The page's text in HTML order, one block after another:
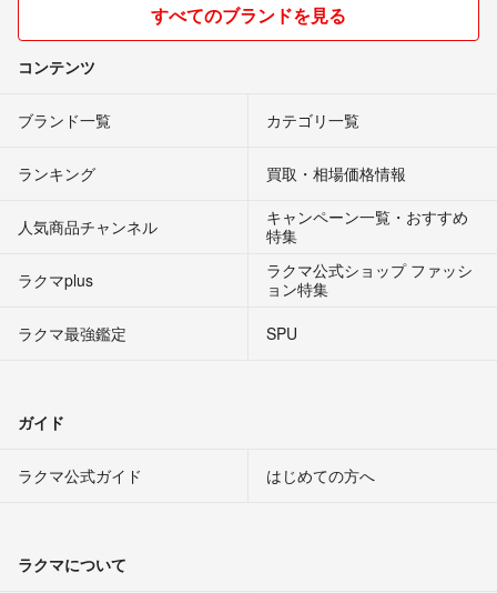
すべてのブランドを見る
コンテンツ
ブランド一覧 カテゴリ一覧
ランキング 買取・相場価格情報
人気商品チャンネル
キャンペーン一覧・おすすめ
特集
ラクマplus
ラクマ公式ショップ ファッシ
ョン特集
ラクマ最強鑑定
SPU
ガイド
ラクマ公式ガイド はじめての方へ
ラクマについて